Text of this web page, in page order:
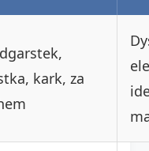
kark, za